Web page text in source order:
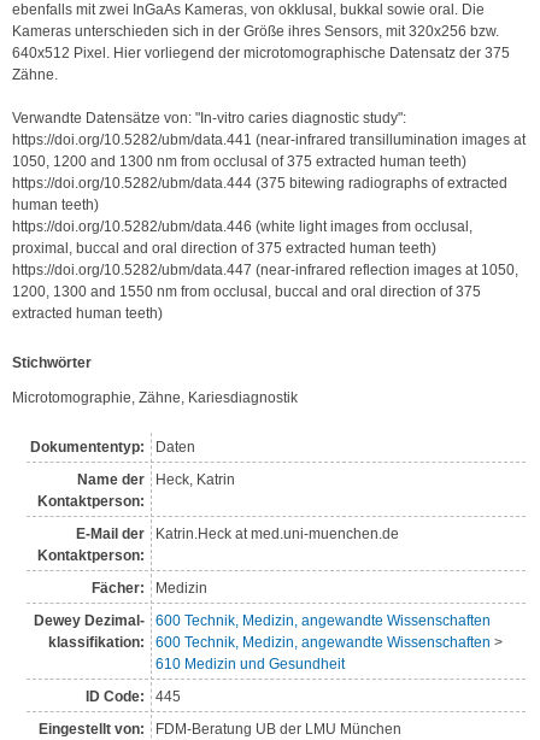
ebenfalls mit zwei InGaAs Kameras, von okklusal, bukkal sowie oral. Die
Kameras unterschieden sich in der Größe ihres Sensors, mit 320x256 bzw.
640x512 Pixel. Hier vorliegend der microtomographische Datensatz der 375
Zähne.
Verwandte Datensätze von: "In-vitro caries diagnostic study":
https://doi.org/10.5282/ubm/data.441 (near-infrared transillumination images at
1050, 1200 and 1300 nm from occlusal of 375 extracted human teeth)
https://doi.org/10.5282/ubm/data.444 (375 bitewing radiographs of extracted
human teeth)
https://doi.org/10.5282/ubm/data.446 (white light images from occlusal,
proximal, buccal and oral direction of 375 extracted human teeth)
https://doi.org/10.5282/ubm/data.447 (near-infrared reflection images at 1050,
1200, 1300 and 1550 nm from occlusal, buccal and oral direction of 375
extracted human teeth)
Stichwörter
Microtomographie, Zähne, Kariesdiagnostik
Dokumententyp:
Daten
Name der
Kontakt­person:
Heck, Katrin
E-Mail der
Kontaktperson:
Katrin.Heck at med.uni-muenchen.de
Fächer:
Medizin
Dewey Dezimal­
klassi­fikation:
600 Technik, Medizin, angewandte Wissenschaften
600 Technik, Medizin, angewandte Wissenschaften >
610 Medizin und Gesundheit
ID Code:
445
Eingestellt von:
FDM-Beratung UB der LMU München